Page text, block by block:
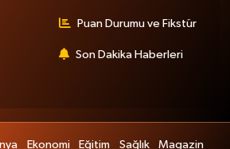
Puan Durumu ve Fikstür
Son Dakika Haberleri
Ekonomi Eğitim Sağlık Magazin